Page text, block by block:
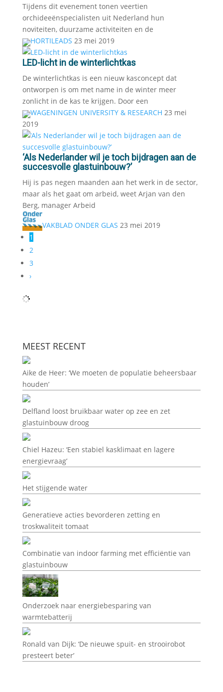
Tijdens dit evenement tonen veertien
orchideeënspecialisten uit Nederland hun
noviteiten, duurzame activiteiten en de
HORTILEADS 23 mei 2019
LED-licht in de winterlichtkas
De winterlichtkas is een nieuw kasconcept dat
ontworpen is om met name in de winter meer
zonlicht in de kas te krijgen. Door een
WAGENINGEN UNIVERSITY & RESEARCH 23 mei
2019
‘Als Nederlander wil je toch bijdragen aan de
succesvolle glastuinbouw?’
Hij is pas negen maanden aan het werk in de sector,
maar als het gaat om arbeid, weet Arjan van den
Berg, manager Arbeid
VAKBLAD ONDER GLAS 23 mei 2019
1
2
3
›
MEEST RECENT
Aike de Heer: ‘We moeten de populatie beheersbaar
houden’
Delfland loost bruikbaar water op zee en zet
glastuinbouw droog
Chiel Hazeu: ‘Een stabiel kasklimaat en lagere
energievraag’
Het stijgende water
Generatieve acties bevorderen zetting en
troskwaliteit tomaat
Combinatie van indoor farming met efficiëntie van
glastuinbouw
Onderzoek naar energiebesparing van
warmtebatterij
Ronald van Dijk: ‘De nieuwe spuit- en strooirobot
presteert beter’